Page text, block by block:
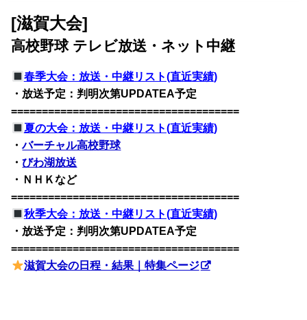
[滋賀大会]
高校野球 テレビ放送・ネット中継
春季大会：放送・中継リスト(直近実績)
・放送予定：判明次第UPDATEA予定
=====================================
夏の大会：放送・中継リスト(直近実績)
・バーチャル高校野球
・びわ湖放送
・ＮＨＫなど
=====================================
秋季大会：放送・中継リスト(直近実績)
・放送予定：判明次第UPDATEA予定
=====================================
滋賀大会の日程・結果｜特集ページ